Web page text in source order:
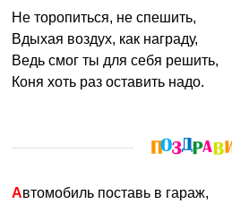
Не торопиться, не спешить,
Вдыхая воздух, как награду,
Ведь смог ты для себя решить,
Коня хоть раз оставить надо.
Автомобиль поставь в гараж,